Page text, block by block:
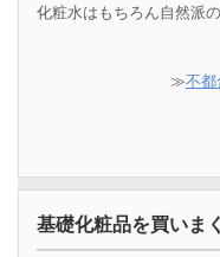
化粧水はもちろん自然派の
≫不都
基礎化粧品を買いま